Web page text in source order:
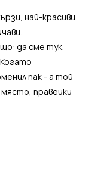
най-красиви
да сме тук.
пак - а той
правейки